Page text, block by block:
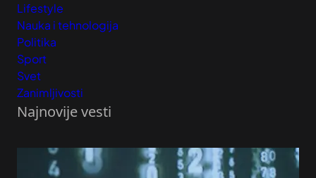
Lifestyle
Nauka i tehnologija
Politika
Sport
Svet
Zanimljivosti
Najnovije vesti